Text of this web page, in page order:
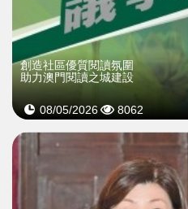
創造社區優質閱讀氛圍
助力澳門閱讀之城建設
08/05/2026 8062